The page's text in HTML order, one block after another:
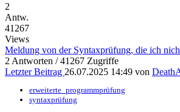
2
Antw.
41267
Views
Meldung von der Syntaxprüfung, die ich
2 Antworten / 41267 Zugriffe
Letzter Beitrag 26.07.2025 14:49 von
erweiterte_programmprüfung
syntaxprüfung